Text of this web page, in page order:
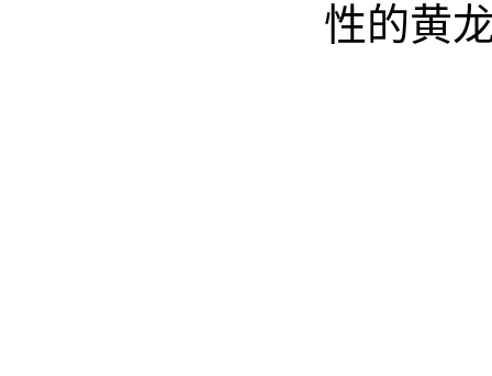
性的黄